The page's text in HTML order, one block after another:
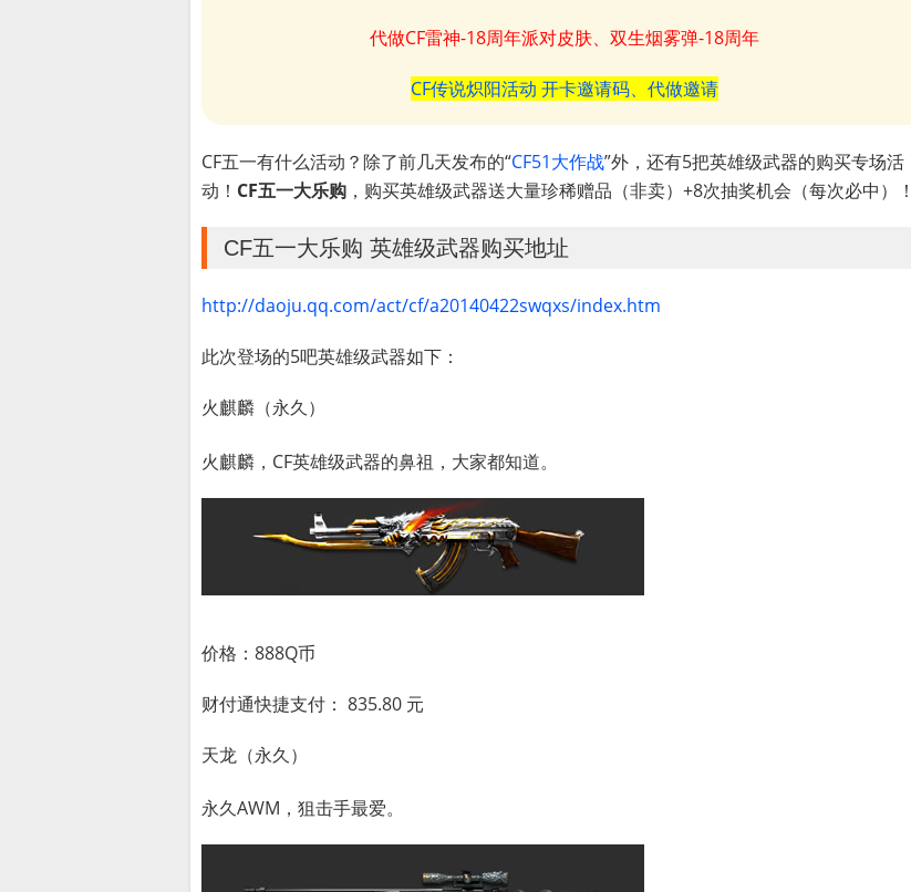
代做CF雷神-18周年派对皮肤、双生烟雾弹-18周年
CF传说炽阳活动 开卡邀请码、代做邀请
CF五一有什么活动？除了前几天发布的“CF51大作战”外，还有5把英雄级武器的购买专场活
动！ CF五一大乐购 ，购买英雄级武器送大量珍稀赠品（非卖）+8次抽奖机会（每次必中）！
CF五一大乐购 英雄级武器购买地址
http://daoju.qq.com/act/cf/a20140422swqxs/index.htm
此次登场的5吧英雄级武器如下：
火麒麟（永久）
火麒麟，CF英雄级武器的鼻祖，大家都知道。
价格：888Q币
财付通快捷支付： 835.80 元
天龙（永久）
永久AWM，狙击手最爱。